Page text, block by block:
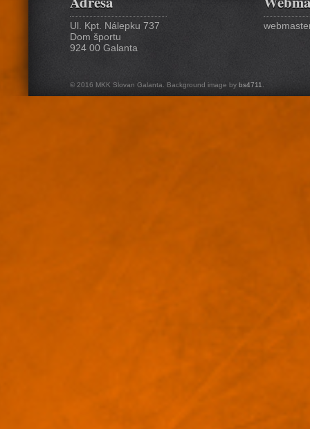
Ul. Kpt. Nálepku 737
Dom športu
924 00 Galanta
© 2016 MKK Slovan Galanta. Background image by bs4711